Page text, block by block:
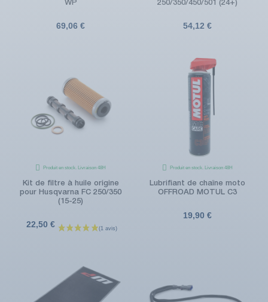
WP
69,06 €
250/350/450/501 (24+)
54,12 €
Produit en stock. Livraison 48H
Kit de filtre à huile origine
pour Husqvarna FC 250/350
(15-25)
22,50 €
Produit en stock. Livraison 48H
Lubrifiant de chaîne moto
OFFROAD MOTUL C3
19,90 €